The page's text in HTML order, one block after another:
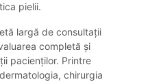
pielii.
largă de consultații
completă și
pacienților. Printre
chirurgia